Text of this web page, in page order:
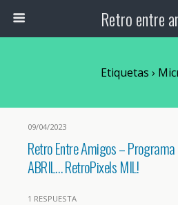
Retro entre
Etiquetas ›
09/04/2023
Retro Entre Amigos – Programa
ABRIL… RetroPixels MIL!
1 RESPUESTA